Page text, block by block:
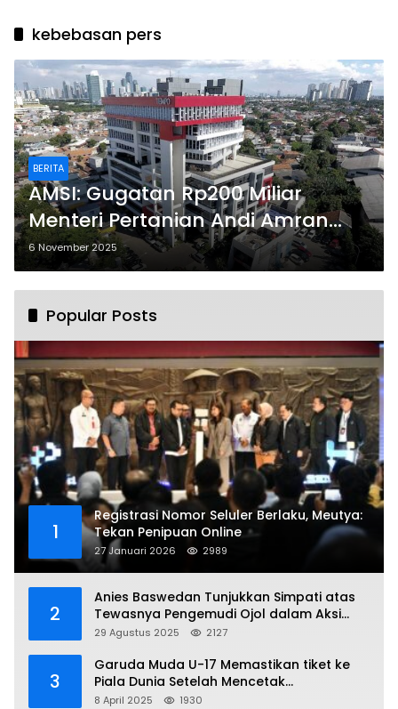
kebebasan pers
BERITA
AMSI: Gugatan Rp200 Miliar
Menteri Pertanian Andi Amran
Sulaiman ke Tempo Ancam
Kebebasan Pers
6 November 2025
Popular Posts
1
Registrasi Nomor Seluler Berlaku, Meutya:
Tekan Penipuan Online
27 Januari 2026 2989
2
Anies Baswedan Tunjukkan Simpati atas
Tewasnya Pengemudi Ojol dalam Aksi
Demo
29 Agustus 2025 2127
3
Garuda Muda U-17 Memastikan tiket ke
Piala Dunia Setelah Mencetak
Kemenangan Gemilang atas Yaman 4-1 di
8 April 2025 1930